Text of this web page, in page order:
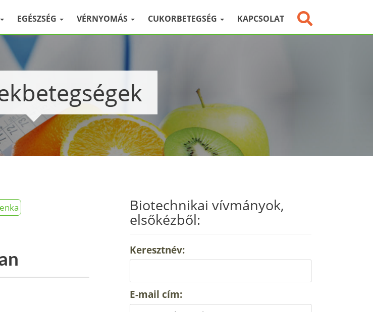
EGÉSZSÉG VÉRNYOMÁS CUKORBETEGSÉG KAPCSOLAT
Biotechnikai vívmányok,
elsőkézből:
Keresztnév:
E-mail cím: